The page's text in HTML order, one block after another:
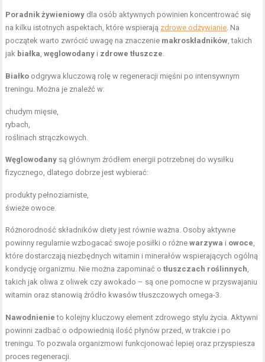
Poradnik żywieniowy dla osób aktywnych powinien koncentrować się
na kilku istotnych aspektach, które wspierają zdrowe odżywianie. Na
początek warto zwrócić uwagę na znaczenie makroskładników, takich
jak białka,węglowodany i zdrowe tłuszcze.
Białko odgrywa kluczową rolę w regeneracji mięśni po intensywnym
treningu. Można je znaleźć w:
chudym mięsie,
rybach,
roślinach strączkowych.
Węglowodany są głównym źródłem energii potrzebnej do wysiłku
fizycznego, dlatego dobrze jest wybierać:
produkty pełnoziarniste,
świeże owoce.
Różnorodność składników diety jest równie ważna. Osoby aktywne
powinny regularnie wzbogacać swoje posiłki o różnewarzywa i owoce,
które dostarczają niezbędnych witamin i minerałów wspierających ogólną
kondycję organizmu. Nie można zapominać otłuszczach roślinnych,
takich jak oliwa z oliwek czy awokado – są one pomocne w przyswajaniu
witamin oraz stanowią źródło kwasów tłuszczowych omega-3.
Nawodnienie to kolejny kluczowy element zdrowego stylu życia. Aktywni
powinni zadbać o odpowiednią ilość płynów przed, w trakcie i po
treningu. To pozwala organizmowi funkcjonować lepiej oraz przyspiesza
proces regeneracji.